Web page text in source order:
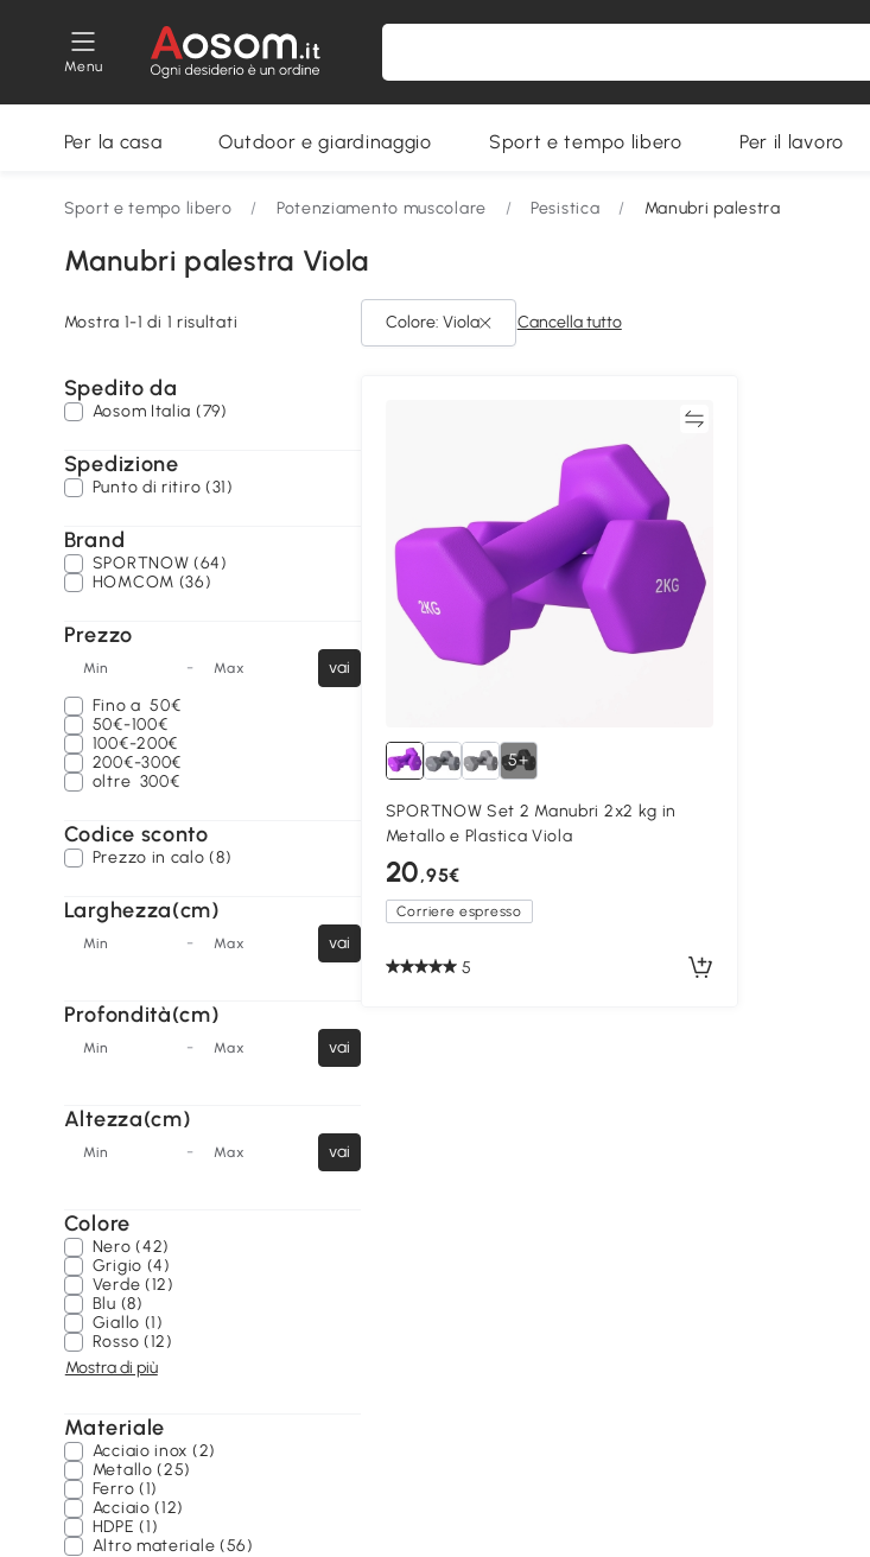
Menu
Per la casa Outdoor e giardinaggio Sport e tempo libero Per il lavoro
Sport e tempo libero / Potenziamento muscolare / Pesistica / Manubri palestra
Manubri palestra Viola
Mostra 1-1 di 1 risultati Cancella tutto
Colore: Viola
Spedito da
Aosom Italia (79)
Spedizione
Punto di ritiro (31)
Brand
SPORTNOW (64)
HOMCOM (36)
Prezzo
Min - Max
vai
Fino a50€
50€-100€
100€-200€
200€-300€
oltre 300€
Codice sconto
Prezzo in calo (8)
Larghezza(cm)
Min - Max vai
Profondità(cm)
Min - Max vai
Altezza(cm)
Min - Max vai
Colore
Nero (42)
Grigio (4)
Verde (12)
Blu (8)
Giallo (1)
Rosso (12)
Mostra di più
Materiale
Acciaio inox (2)
Metallo (25)
Ferro (1)
Acciaio (12)
HDPE (1)
Altro materiale (56)
5+
SPORTNOW Set 2 Manubri 2x2 kg in
Metallo e Plastica Viola
20,95€
Corriere espresso
5